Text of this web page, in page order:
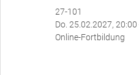
27-101
Do. 25.02.2027, 20:00
Online-Fortbildung